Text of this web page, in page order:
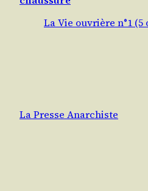
La Vie ouvrière n°1 (5
La Presse Anarchiste